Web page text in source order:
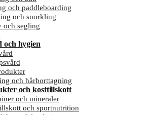
och paddleboarding
och snorkling
och segling
och hygien
och hårborttagning
och kosttillskott
och mineraler
och sportnutrition